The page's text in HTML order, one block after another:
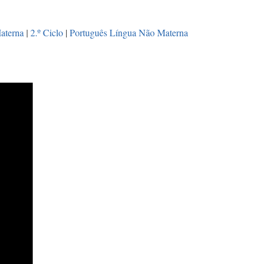
|2.º Ciclo |Português Língua Não Materna